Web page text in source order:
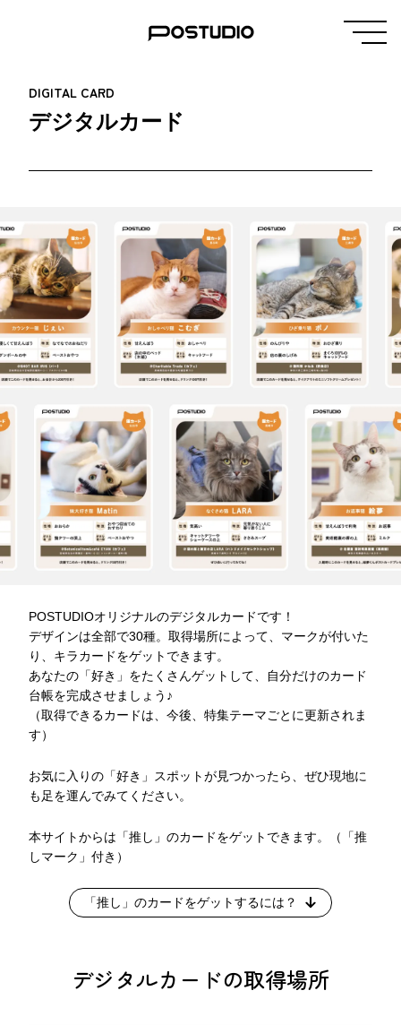
DIGITAL CARD
デジタルカード
POSTUDIOオリジナルのデジタルカードです！
デザインは全部で30種。取得場所によって、マークが付いた
り、キラカードをゲットできます。
あなたの「好き」をたくさんゲットして、自分だけのカード
台帳を完成させましょう♪
（取得できるカードは、今後、特集テーマごとに更新されま
す）
お気に入りの「好き」スポットが見つかったら、ぜひ現地に
も足を運んでみてください。
本サイトからは「推し」のカードをゲットできます。（「推
しマーク」付き）
「推し」のカードをゲットするには？
デジタルカードの取得場所